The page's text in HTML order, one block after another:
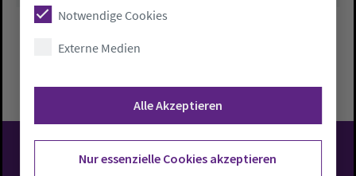
Notwendige Cookies
Externe Medien
Alle Akzeptieren
Nur essenzielle Cookies akzeptieren